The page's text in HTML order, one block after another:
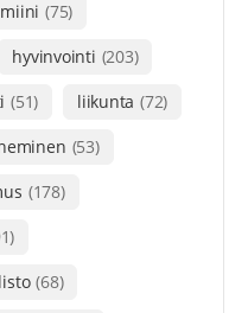
(75)
hyvinvointi (203)
(51) liikunta (72)
(53)
(178)
(68)